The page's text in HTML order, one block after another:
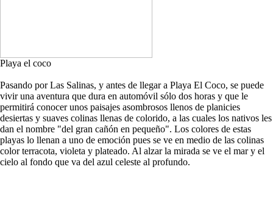
Playa el coco
Pasando por Las Salinas, y antes de llegar a Playa El Coco, se puede
vivir una aventura que dura en automóvil sólo dos horas y que le
permitirá conocer unos paisajes asombrosos llenos de planicies
desiertas y suaves colinas llenas de colorido, a las cuales los nativos les
dan el nombre "del gran cañón en pequeño". Los colores de estas
playas lo llenan a uno de emoción pues se ve en medio de las colinas
color terracota, violeta y plateado. Al alzar la mirada se ve el mar y el
cielo al fondo que va del azul celeste al profundo.